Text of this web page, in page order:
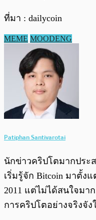
ที่มา : dailycoin
MEME MOODENG
Patiphan Santivarotai
นักข่าวคริปโตมากประ
เริ่มรู้จัก Bitcoin มาตั้ง
2011 แต่ไม่ได้สนใจมา
การคริปโตอย่างจริงจั